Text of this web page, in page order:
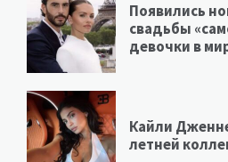
Появились
свадьбы
девочки в
Кайли
летней